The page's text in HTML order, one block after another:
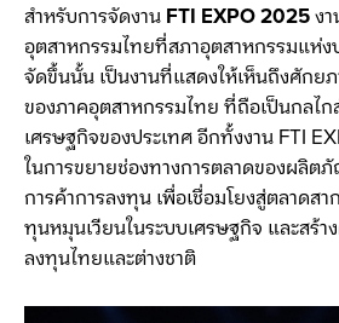
สำหรับการจัดงานFTI EXPO 2025ง
อุตสาหกรรมไทยที่สภาอุตสาหกรรมแห่ง
จัดขึ้นนั้น เป็นงานที่แสดงให้เห็นถึงศักย
ของภาคอุตสาหกรรมไทย ที่ถือเป็นกลไ
เศรษฐกิจของประเทศ อีกทั้งงาน FTI
ในการขยายช่องทางการตลาดของผลิ
การค้าการลงทุน เพื่อเชื่อมโยงสู่ตลาดสา
ทุนหมุนเวียนในระบบเศรษฐกิจ และสร้า
ลงทุนไทยและต่างชาติ